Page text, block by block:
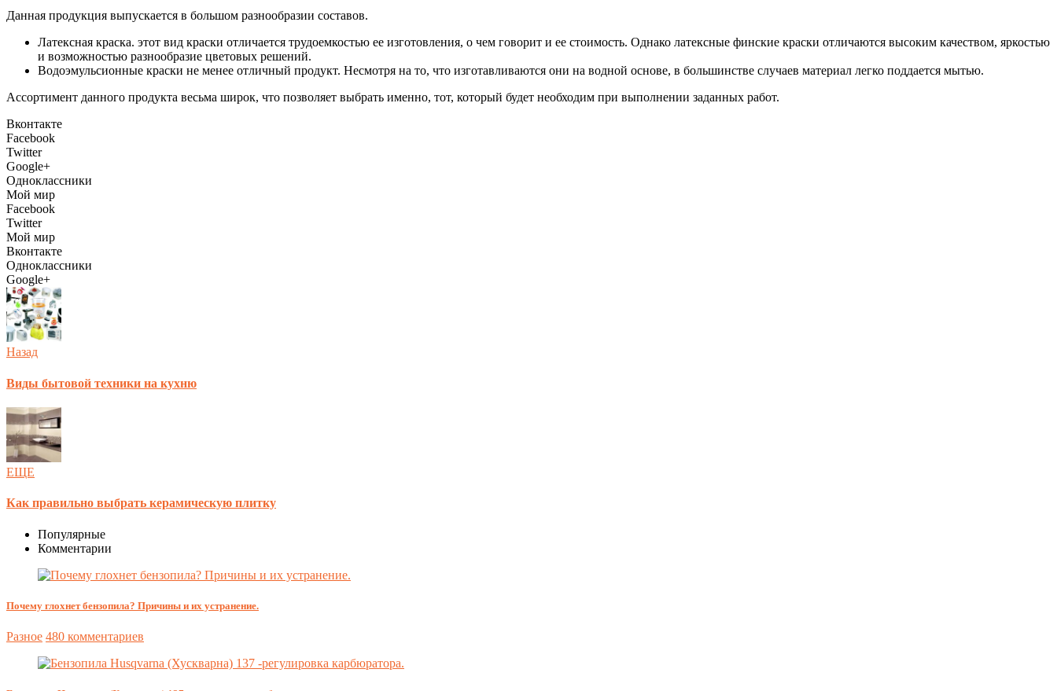
Данная продукция выпускается в большом разнообразии составов.
Латексная краска. этот вид краски отличается трудоемкостью ее изготовления, о чем говорит и ее стоимость. Однако латексные финские краски отличаются высоким качеством, яркостью
и возможностью разнообразие цветовых решений.
Водоэмульсионные краски не менее отличный продукт. Несмотря на то, что изготавливаются они на водной основе, в большинстве случаев материал легко поддается мытью.
Ассортимент данного продукта весьма широк, что позволяет выбрать именно, тот, который будет необходим при выполнении заданных работ.
Вконтакте
Facebook
Twitter
Google+
Одноклассники
Мой мир
Facebook
Twitter
Мой мир
Вконтакте
Одноклассники
Google+
Назад
Виды бытовой техники на кухню
ЕЩЕ
Как правильно выбрать керамическую плитку
Популярные
Комментарии
Почему глохнет бензопила? Причины и их устранение.
Разное 480 комментариев